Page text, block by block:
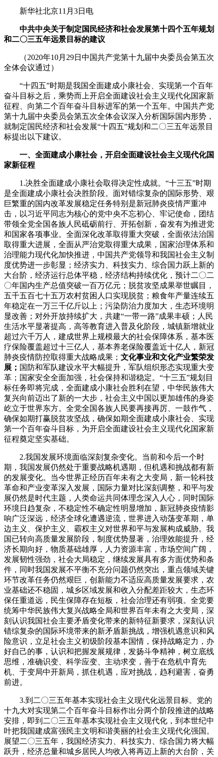
新华社北京11月3日电
中共中央关于制定国民经济和社会发展第十四个五年规划
和二〇三五年远景目标的建议
（2020年10月29日中国共产党第十九届中央委员会第五次
全体会议通过）
“十四五”时期是我国全面建成小康社会、实现第一个百年
奋斗目标之后，乘势而上开启全面建设社会主义现代化国家新
征程、向第二个百年奋斗目标进军的第一个五年。中国共产党
第十九届中央委员会第五次全体会议深入分析国际国内形势，
就制定国民经济和社会发展“十四五”规划和二〇三五年远景目
标提出以下建议。
一、全面建成小康社会，开启全面建设社会主义现代化国
家新征程
1.决胜全面建成小康社会取得决定性成就。“十三五”时期
是全面建成小康社会决胜阶段。面对错综复杂的国际形势、艰
巨繁重的国内改革发展稳定任务特别是新冠肺炎疫情严重冲
击，以习近平同志为核心的党中央不忘初心、牢记使命，团结
带领全党全国各族人民砥砺前行、开拓创新，奋发有为推进党
和国家各项事业。全面深化改革取得重大突破，全面依法治国
取得重大进展，全面从严治党取得重大成果，国家治理体系和
治理能力现代化加快推进，中国共产党领导和我国社会主义制
度优势进一步彰显；经济实力、科技实力、综合国力跃上新的
大台阶，经济运行总体平稳，经济结构持续优化，预计二〇二
〇年国内生产总值突破一百万亿元；脱贫攻坚成果举世瞩目，
五千五百七十五万农村贫困人口实现脱贫；粮食年产量连续五
年稳定在一万三千亿斤以上；污染防治力度加大，生态环境明
显改善；对外开放持续扩大，共建“一带一路”成果丰硕；人民
生活水平显著提高，高等教育进入普及化阶段，城镇新增就业
超过六千万人，建成世界上规模最大的社会保障体系，基本医
疗保险覆盖超过十三亿人，基本养老保险覆盖近十亿人，新冠
肺炎疫情防控取得重大战略成果； 文化事业和文化产业繁荣发
展； 国防和军队建设水平大幅提升，军队组织形态实现重大变
革；国家安全全面加强，社会保持和谐稳定。“十三五”规划目
标任务即将完成，全面建成小康社会胜利在望，中华民族伟大
复兴向前迈出了新的一大步，社会主义中国以更加雄伟的身姿
屹立于世界东方。全党全国各族人民要再接再厉、一鼓作气，
确保如期打赢脱贫攻坚战，确保如期全面建成小康社会、实现
第一个百年奋斗目标，为开启全面建设社会主义现代化国家新
征程奠定坚实基础。
2.我国发展环境面临深刻复杂变化。当前和今后一个时
期，我国发展仍然处于重要战略机遇期，但机遇和挑战都有新
的发展变化。当今世界正经历百年未有之大变局，新一轮科技
革命和产业变革深入发展，国际力量对比深刻调整，和平与发
展仍然是时代主题，人类命运共同体理念深入人心，同时国际
环境日趋复杂，不稳定性不确定性明显增加，新冠肺炎疫情影
响广泛深远，经济全球化遭遇逆流，世界进入动荡变革期，单
边主义、保护主义、霸权主义对世界和平与发展构成威胁。我
国已转向高质量发展阶段，制度优势显著，治理效能提升，经
济长期向好，物质基础雄厚，人力资源丰富，市场空间广阔，
发展韧性强劲，社会大局稳定，继续发展具有多方面优势和条
件，同时我国发展不平衡不充分问题仍然突出，重点领域关键
环节改革任务仍然艰巨，创新能力不适应高质量发展要求，农
业基础还不稳固，城乡区域发展和收入分配差距较大，生态环
保任重道远，民生保障存在短板，社会治理还有弱项。全党要
统筹中华民族伟大复兴战略全局和世界百年未有之大变局，深
刻认识我国社会主要矛盾变化带来的新特征新要求，深刻认识
错综复杂的国际环境带来的新矛盾新挑战，增强机遇意识和风
险意识，立足社会主义初级阶段基本国情，保持战略定力，办
好自己的事，认识和把握发展规律，发扬斗争精神，树立底线
思维，准确识变、科学应变、主动求变，善于在危机中育先
机、于变局中开新局，抓住机遇，应对挑战，趋利避害，奋勇
前进。
3.到二〇三五年基本实现社会主义现代化远景目标。党的
十九大对实现第二个百年奋斗目标作出分两个阶段推进的战略
安排，即到二〇三五年基本实现社会主义现代化，到本世纪中
叶把我国建成富强民主文明和谐美丽的社会主义现代化强国。
展望二〇三五年，我国经济实力、科技实力、综合国力将大幅
跃升，经济总量和城乡居民人均收入将再迈上新的大台阶，关